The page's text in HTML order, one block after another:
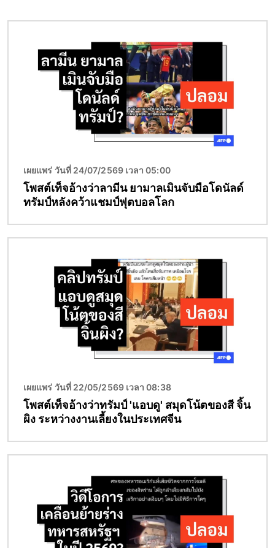
เผยแพร่ วันที่ 24/07/2569 เวลา 05:00
โพสต์เท็จอ้างว่าลามีน ยามาลเมินจับมือโดนัลด์
ทรัมป์หลังคว้าแชมป์ฟุตบอลโลก
เผยแพร่ วันที่ 22/05/2569 เวลา 08:38
โพสต์เท็จอ้างว่าทรัมป์ 'แอบดู' สมุดโน้ตของสี จิ้น
ผิง ระหว่างงานเลี้ยงในประเทศจีน